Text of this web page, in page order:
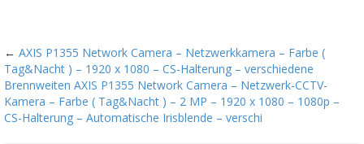
← AXIS P1355 Network Camera – Netzwerkkamera – Farbe (
Tag&Nacht ) – 1920 x 1080 – CS-Halterung – verschiedene
Brennweiten AXIS P1355 Network Camera – Netzwerk-CCTV-
Kamera – Farbe ( Tag&Nacht ) – 2 MP – 1920 x 1080 – 1080p –
CS-Halterung – Automatische Irisblende – verschi